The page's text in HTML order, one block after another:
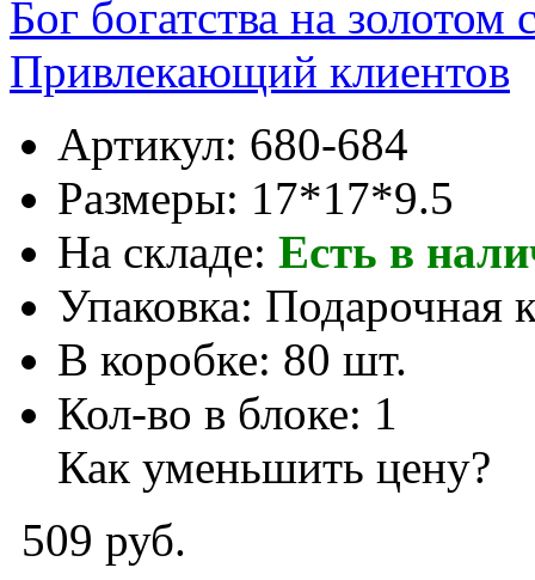
Бог богатства на
Привлекающий клиентов
Артикул: 680-684
Размеры: 17*17*9.5
На складе: Есть в
Упаковка: Подарочная
В коробке: 80 шт.
Кол-во в блоке: 1
Как уменьшить цену?
509 руб.